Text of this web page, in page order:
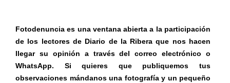
Fotodenuncia es una ventana abierta a la participación
de los lectores de Diario de la Ribera que nos hacen
llegar su opinión a través del correo electrónico o
WhatsApp. Si quieres que publiquemos tus
observaciones mándanos una fotografía y un pequeño